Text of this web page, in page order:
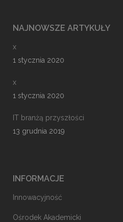
NAJNOWSZE ARTYKUŁY
x
1 stycznia 2020
x
1 stycznia 2020
IT branżą przyszłości
13 grudnia 2019
INFORMACJE
Innowacyjność
Ośrodek Akademicki